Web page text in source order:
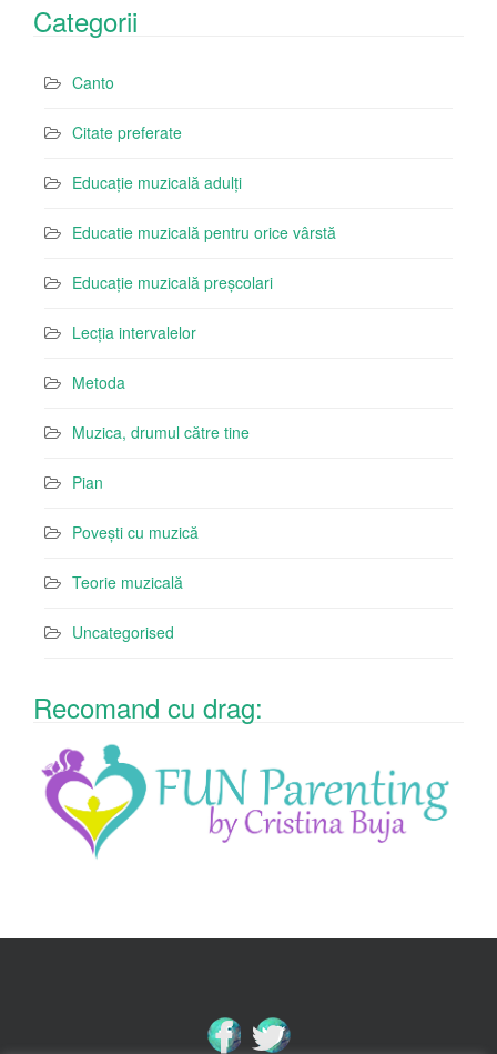
Categorii
Canto
Citate preferate
Educație muzicală adulți
Educatie muzicală pentru orice vârstă
Educație muzicală preșcolari
Lecția intervalelor
Metoda
Muzica, drumul către tine
Pian
Povești cu muzică
Teorie muzicală
Uncategorised
Recomand cu drag: